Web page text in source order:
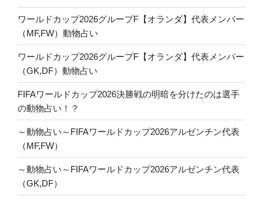
ワールドカップ2026グループF【オランダ】代表メンバー
（MF,FW）動物占い
ワールドカップ2026グループF【オランダ】代表メンバー
（GK,DF）動物占い
FIFAワールドカップ2026決勝戦の明暗を分けたのは選手
の動物占い！？
～動物占い～FIFAワールドカップ2026アルゼンチン代表
（MF,FW）
～動物占い～FIFAワールドカップ2026アルゼンチン代表
（GK,DF）